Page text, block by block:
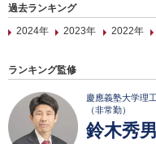
過去ランキング
2024年
2023年 2022年
ランキング監修
慶應義塾大学理
（非常勤）
鈴木秀男